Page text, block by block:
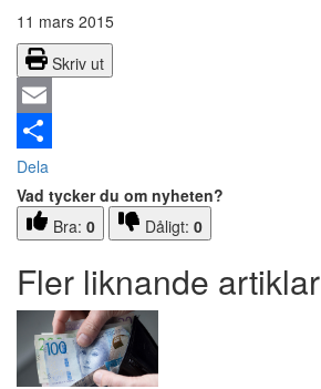
11 mars 2015
Skriv ut
Email
Dela
Vad tycker du om nyheten?
Bra: 0 Dåligt: 0
Fler liknande artiklar